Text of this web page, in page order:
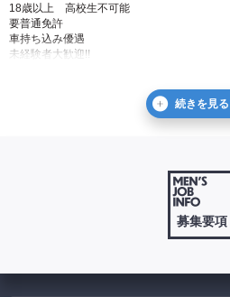
18歳以上 高校生不可能
要普通免許
車持ち込み優遇
未経験者大歓迎!!
完全シフト制、休日は要相談
未経験者の方も、大・大・大歓迎！
主婦の方でも難しくないお仕事です！未経
1.常識をわきまえている方
募集要項